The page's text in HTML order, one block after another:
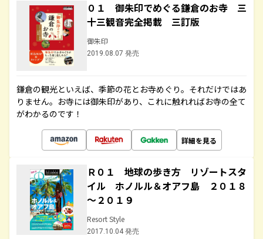
０１ 御朱印でめぐる鎌倉のお寺 三
十三観音完全掲載 三訂版
御朱印
2019.08.07 発売
鎌倉の観光といえば、季節の花とお寺めぐり。それだけではあ
りません。お寺には御朱印があり、これに触れればお寺の全て
がわかるのです！
詳細を見る
Ｒ０１ 地球の歩き方 リゾートスタ
イル ホノルル＆オアフ島 ２０１８
～２０１９
Resort Style
2017.10.04 発売